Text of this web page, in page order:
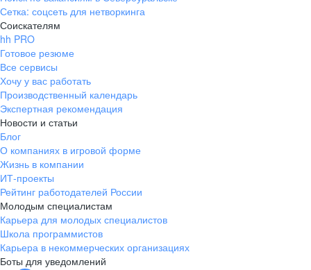
Сетка: соцсеть для нетворкинга
Соискателям
hh PRO
Готовое резюме
Все сервисы
Хочу у вас работать
Производственный календарь
Экспертная рекомендация
Новости и статьи
Блог
О компаниях в игровой форме
Жизнь в компании
ИТ-проекты
Рейтинг работодателей России
Молодым специалистам
Карьера для молодых специалистов
Школа программистов
Карьера в некоммерческих организациях
Боты для уведомлений